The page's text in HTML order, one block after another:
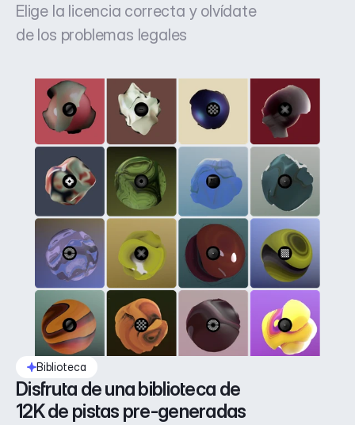
Elige la licencia correcta y olvídate
de los problemas legales
Biblioteca
Disfruta de una biblioteca de
12K de pistas pre-generadas